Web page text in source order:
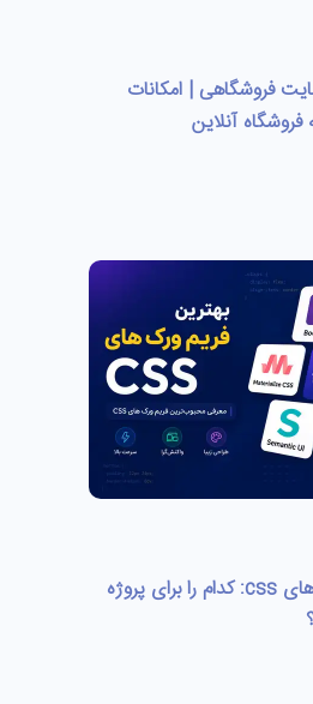
فروشگاهی | امکانات
آنلاین
بهترین فریم ورک های css: کدام را برای پروژه